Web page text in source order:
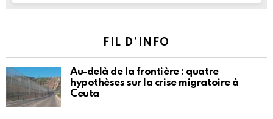
FIL D’INFO
Au-delà de la frontière : quatre
hypothèses sur la crise migratoire à
Ceuta